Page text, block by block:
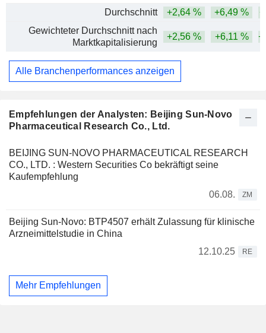
Empfehlungen der Analysten: Beijing Sun-Novo
Pharmaceutical Research Co., Ltd.
BEIJING SUN-NOVO PHARMACEUTICAL RESEARCH
CO., LTD. : Western Securities Co bekräftigt seine
Kaufempfehlung
06.08.
ZM
Beijing Sun-Novo: BTP4507 erhält Zulassung für klinische
Arzneimittelstudie in China
12.10.25
RE
Mehr Empfehlungen
Durchschnitt
+2,64 % +6,49 %
Gewichteter Durchschnitt nach
Marktkapitalisierung
+2,56 % +6,11 %
Alle Branchenperformances anzeigen